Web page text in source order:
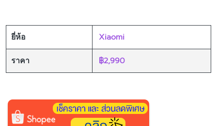
ยี่ห้อ Xiaomi
ราคา ฿2,990